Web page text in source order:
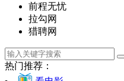
前程无忧
拉勾网
猎聘网
热门推荐：